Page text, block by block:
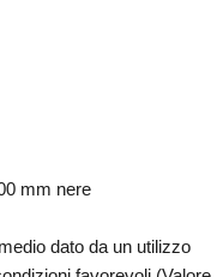
mm nere
dato da un utilizzo